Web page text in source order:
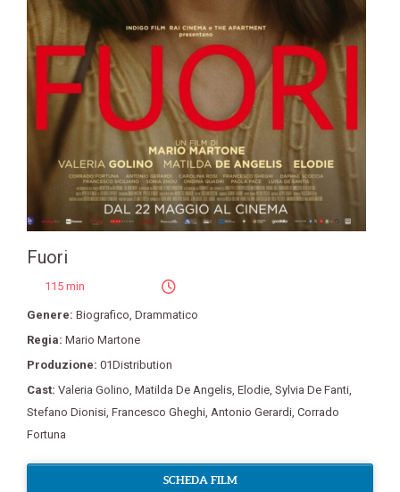
Fuori
115 min
Genere: Biografico Drammatico
Regia: Mario Martone
Produzione: 01Distribution
Cast: Valeria Golino Matilda De Angelis Elodie Sylvia De Fanti
Stefano Dionisi Francesco Gheghi Antonio Gerardi Corrado
Fortuna
SCHEDA FILM